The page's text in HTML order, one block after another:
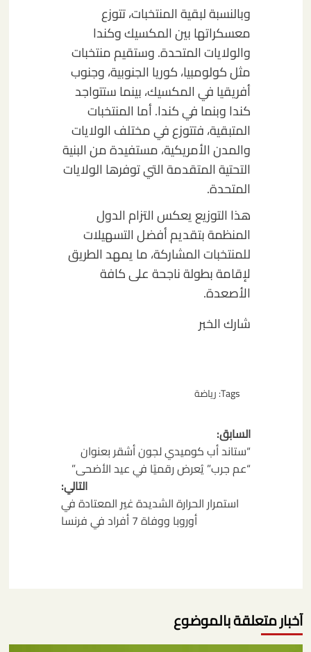
وبالنسبة لبقية المنتخبات، تتوزع
معسكراتها بين المكسيك وكندا
والولايات المتحدة. وستقيم منتخبات
مثل كولومبيا، كوريا الجنوبية، وجنوب
أفريقيا في المكسيك، بينما ستتواجد
كندا وبنما في كندا. أما المنتخبات
المتبقية، فتتوزع في مختلف الولايات
والمدن الأمريكية، مستفيدة من البنية
التحتية المتقدمة التي توفرها الولايات
المتحدة.
هذا التوزيع يعكس التزام الدول
المنظمة بتقديم أفضل التسهيلات
للمنتخبات المشاركة، ما يمهد الطريق
لإقامة بطولة ناجحة على كافة
الأصعدة.
شارك الخبر
Tags: رياضة
تصفّح
المقالات
السابق:
“ستاند أب كوميدي لجون أشقر بعنوان
“عم جرب” يُعرض رقميًا في عيد الأضحى”
التالي:
استمرار الحرارة الشديدة غير المعتادة في
أوروبا ووفاة 7 أفراد في فرنسا
آخبار متعلقة بالموضوع